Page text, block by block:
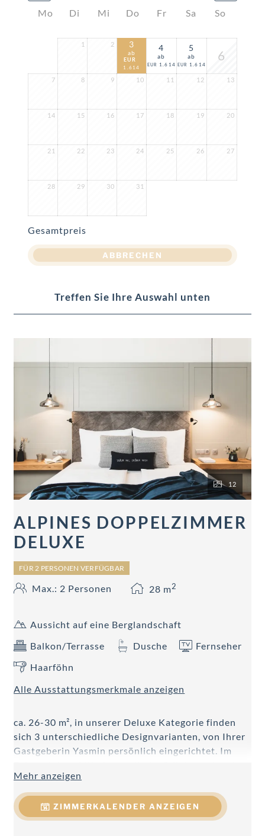
Mo Di Mi Do Fr Sa So
1 2 3
ab
EUR
1.614
4
ab
EUR 1.614
5
ab
EUR 1.614
6
7 8 9 10 11 12 13
14 15 16 17 18 19 20
21 22 23 24 25 26 27
28 29 30 31
Gesamtpreis
ABBRECHEN
Treffen Sie Ihre Auswahl unten
12
ALPINES DOPPELZIMMER
DELUXE
FÜR 2 PERSONEN VERFÜGBAR
Max.: 2 Personen 28 m2
Aussicht auf eine Berglandschaft
Balkon/Terrasse
Dusche
Fernseher
Haarföhn
Alle Ausstattungsmerkmale anzeigen
ca. 26-30 m², in unserer Deluxe Kategorie finden
sich 3 unterschiedliche Designvarianten, von Ihrer
Gastgeberin Yasmin persönlich eingerichtet. Im
moderne Klarheit, welche in Kombination mit
gemütlichen Details jede Menge Raum zum
Wohlfühlen bieten - modernes Badezimmer mit
Regendusche, großteils Doppelwaschtisch, Föhn,
Mehr anzeigen
ZIMMERKALENDER ANZEIGEN